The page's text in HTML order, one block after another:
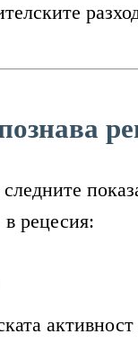
рецесия: